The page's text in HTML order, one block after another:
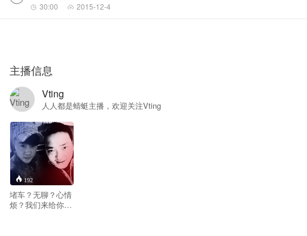
30:00 2015-12-4
主播信息
Vting
人人都是蜻蜓主播，欢迎关注Vting
192
堵车？无聊？心情
烦？我们来给你一